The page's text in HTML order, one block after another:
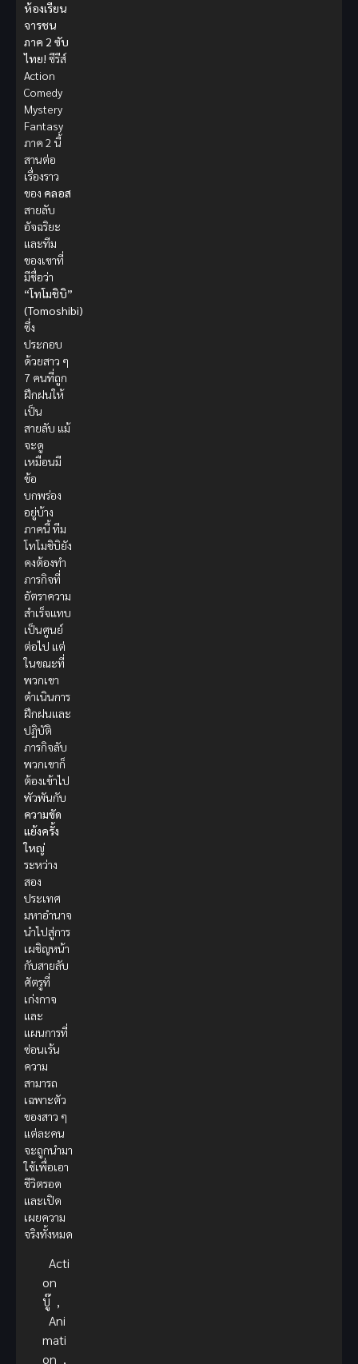
ห้องเรียน
จารชน
ภาค 2 ซับ
ไทย! ซีรีส์
Action
Comedy
Mystery
Fantasy
ภาค 2 นี้
สานต่อ
เรื่องราว
ของ คลอส
สายลับ
อัจฉริยะ
และทีม
ของเขาที่
มีชื่อว่า
“โทโมชิบิ”
(Tomoshibi)
ซึ่ง
ประกอบ
ด้วยสาว ๆ
7 คนที่ถูก
ฝึกฝนให้
เป็น
สายลับ แม้
จะดู
เหมือนมี
ข้อ
บกพร่อง
อยู่บ้าง
ภาคนี้ ทีม
โทโมชิบิยัง
คงต้องทำ
ภารกิจที่
อัตราความ
สำเร็จแทบ
เป็นศูนย์
ต่อไป แต่
ในขณะที่
พวกเขา
ดำเนินการ
ฝึกฝนและ
ปฏิบัติ
ภารกิจลับ
พวกเขาก็
ต้องเข้าไป
พัวพันกับ
ความขัด
แย้งครั้ง
ใหญ่
ระหว่าง
สอง
ประเทศ
มหาอำนาจ
นำไปสู่การ
เผชิญหน้า
กับสายลับ
ศัตรูที่
เก่งกาจ
และ
แผนการที่
ซ่อนเร้น
ความ
สามารถ
เฉพาะตัว
ของสาว ๆ
แต่ละคน
จะถูกนำมา
ใช้เพื่อเอา
ชีวิตรอด
และเปิด
เผยความ
จริงทั้งหมด
Acti
on
บู๊ ,
Ani
mati
on ,